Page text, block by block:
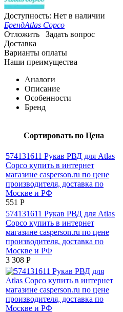
Доступность: Нет в наличии
БрендAtlas Copco
Отложить
Задать вопрос
Доставка
Варианты оплаты
Наши преимущества
Аналоги
Описание
Особенности
Бренд
Сортировать по Цена
‍551‍ Р
3 308 Р